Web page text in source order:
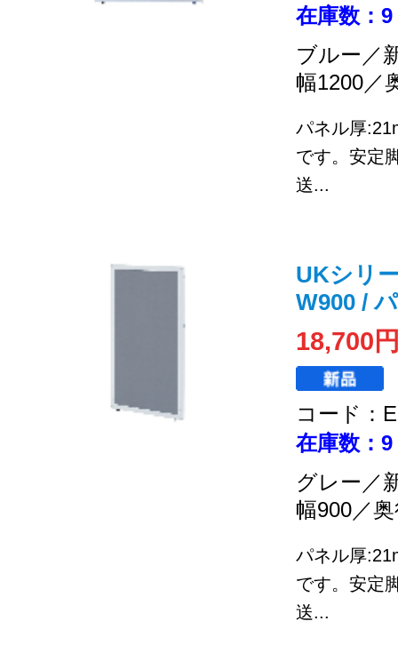
在庫数：9
ブルー／
幅1200／
パネル厚
です。安定
送...
UKシリ
W900 /
18,700
コード：
在庫数：9
グレー／
幅900／
パネル厚
です。安定
送...